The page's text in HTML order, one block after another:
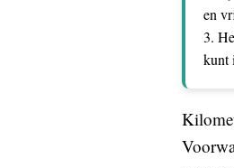
en
3.
kunt